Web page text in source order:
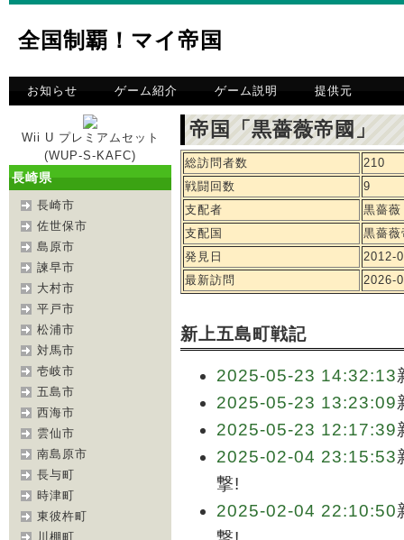
全国制覇！マイ帝国
お知らせ ゲーム紹介 ゲーム説明 提供元
Wii U プレミアムセット
(WUP-S-KAFC)
長崎県
長崎市
佐世保市
島原市
諫早市
大村市
平戸市
松浦市
対馬市
壱岐市
五島市
西海市
雲仙市
南島原市
長与町
時津町
東彼杵町
川棚町
帝国「黒薔薇帝國」
総訪問者数
210
戦闘回数
9
支配者
黒薔薇
支配国
黒薔薇
発見日
2012-
最新訪問
2026-
新上五島町戦記
2025-05-23 14:32:13
2025-05-23 13:23:09
2025-05-23 12:17:39
2025-02-04 23:15:53
撃!
2025-02-04 22:10:50